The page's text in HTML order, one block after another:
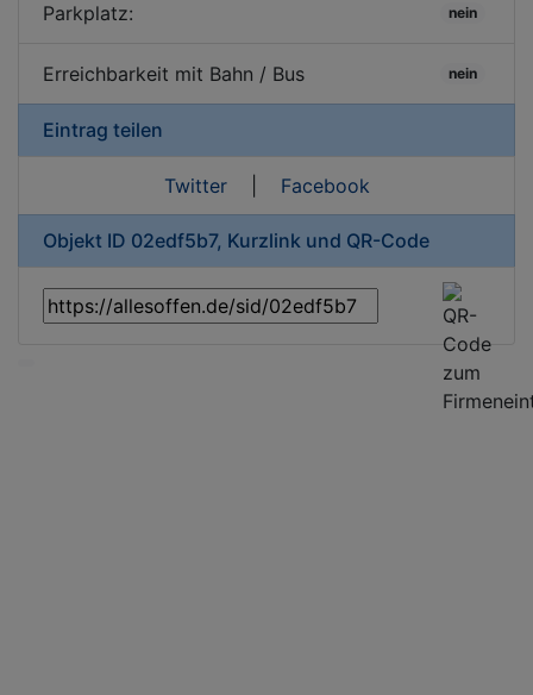
Parkplatz: nein
Erreichbarkeit mit Bahn / Bus nein
Eintrag teilen
Twitter| Facebook
Objekt ID 02edf5b7, Kurzlink und QR-Code